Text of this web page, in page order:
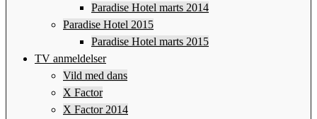
Paradise Hotel marts 2014
Paradise Hotel 2015
Paradise Hotel marts 2015
TV anmeldelser
Vild med dans
X Factor
X Factor 2014